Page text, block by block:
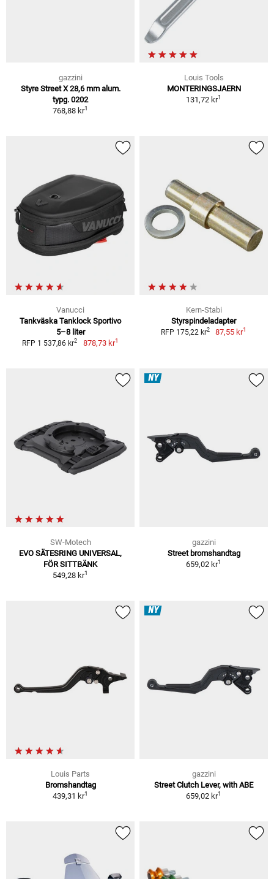
gazzini
Styre Street X 28,6 mm alum.
typg. 0202
768,88 kr1
Louis Tools
MONTERINGSJAERN
131,72 kr1
Vanucci
Tankväska Tanklock Sportivo
5–8 liter
RFP 1 537,86 kr2 878,73 kr1
Kern-Stabi
Styrspindeladapter
RFP 175,22 kr2 87,55 kr1
SW-Motech
EVO SÄTESRING UNIVERSAL,
FÖR SITTBÄNK
549,28 kr1
NY
gazzini
Street bromshandtag
659,02 kr1
Louis Parts
Bromshandtag
439,31 kr1
NY
gazzini
Street Clutch Lever, with ABE
659,02 kr1